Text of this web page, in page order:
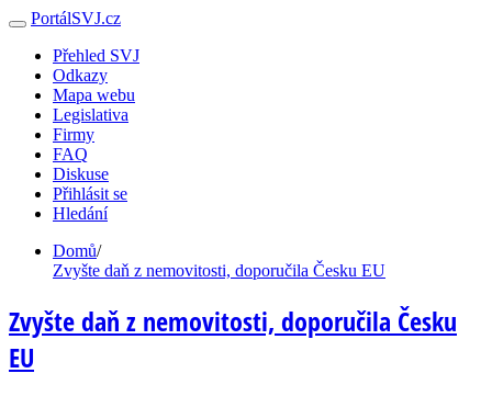
PortálSVJ.cz
Přehled SVJ
Odkazy
Mapa webu
Legislativa
Firmy
FAQ
Diskuse
Přihlásit se
Hledání
Domů/
Zvyšte daň z nemovitosti, doporučila Česku EU
Zvyšte daň z nemovitosti, doporučila Česku
EU